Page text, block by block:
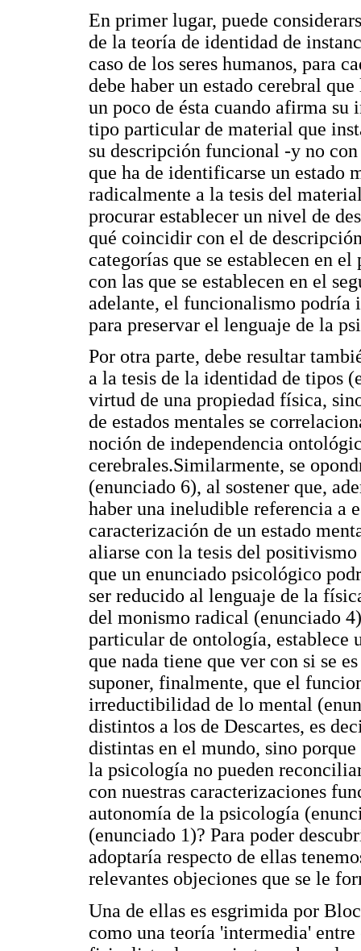
En primer lugar, puede
de la teoría de identidad de
caso de los seres humanos, para
debe haber un estado cerebral
un poco de ésta cuando afirma su
tipo particular de material que
su descripción funcional -y no
que ha de identificarse un estado
radicalmente a la tesis del
procurar establecer un nivel de
qué coincidir con el de
categorías que se establecen en
con las que se establecen en el
adelante, el funcionalismo podría
para preservar el lenguaje de la
Por otra parte, debe resultar
a la tesis de la identidad de tipos
virtud de una propiedad física,
de estados mentales se
noción de independencia
cerebrales.Similarmente, se
(enunciado 6), al sostener que,
haber una ineludible referencia a
caracterización de un estado
aliarse con la tesis del
que un enunciado psicológico
ser reducido al lenguaje de la
del monismo radical (enunciado
particular de ontología,
que nada tiene que ver con si se
suponer, finalmente, que el
irreductibilidad de lo mental
distintos a los de Descartes, es
distintas en el mundo, sino
la psicología no pueden
con nuestras caracterizaciones
autonomía de la psicología
(enunciado 1)? Para poder
adoptaría respecto de ellas
relevantes objeciones que se le
Una de ellas es esgrimida por
como una teoría 'intermedia'